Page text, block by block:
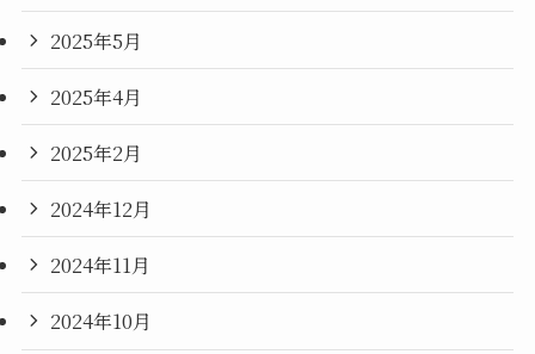
2025年5月
2025年4月
2025年2月
2024年12月
2024年11月
2024年10月